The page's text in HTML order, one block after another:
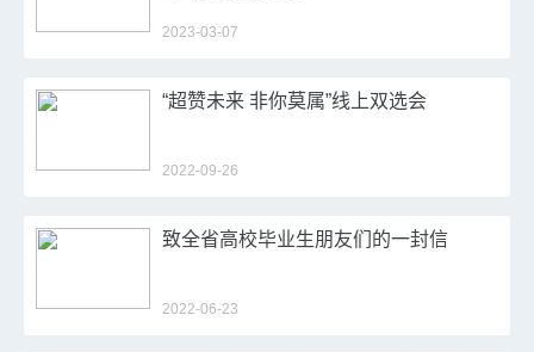
2023-03-07
“超赞未来 非你莫属”线上双选会
2022-09-26
致全省高校毕业生朋友们的一封信
2022-06-23